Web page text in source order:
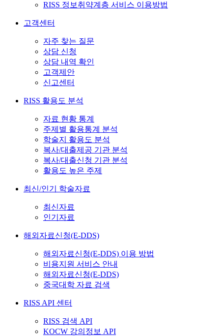
RISS 정보취약계층 서비스 이용방법
고객센터
자주 찾는 질문
상담 신청
상담 내역 확인
고객제안
신고센터
RISS 활용도 분석
자료 현황 통계
주제별 활용통계 분석
학술지 활용도 분석
복사/대출제공 기관 분석
복사/대출신청 기관 분석
활용도 높은 주제
최신/인기 학술자료
최신자료
인기자료
해외자료신청(E-DDS)
해외자료신청(E-DDS) 이용 방법
비용지원 서비스 안내
해외자료신청(E-DDS)
중국대학 자료 검색
RISS API 센터
RISS 검색 API
KOCW 강의정보 API